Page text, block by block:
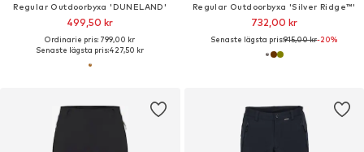
Regular Outdoorbyxa 'DUNELAND'
499,50 kr
Ordinarie pris: 799,00 kr
Senaste lägsta pris:427,50 kr
Regular Outdoorbyxa 'Silver Ridge™'
732,00 kr
Senaste lägsta pris:915,00 kr-20%